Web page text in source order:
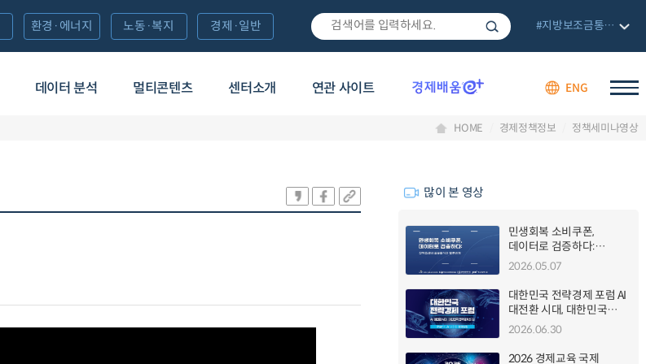
데이터 분석 멀티콘텐츠 센터소개 연관 사이트 ENG
환경·에너지 노동·복지 경제·일반 #지방보조금통합관리망
HOME 경제정책정보 정책세미나영상
많이 본 영상
민생회복 소비쿠폰,
데이터로 검증하다:
정책효과의 실증분석과
2026.05.07
대한민국 전략경제 포럼 AI
대전환 시대, 대한민국
전략경제의 길
2026.06.30
2026 경제교육 국제